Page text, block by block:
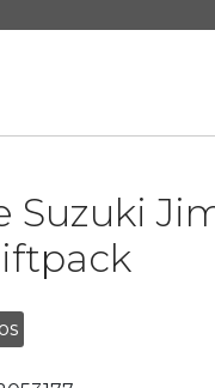
Suzuki